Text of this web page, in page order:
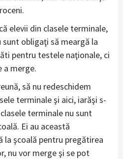
elevii din clasele terminale,
sunt obligaţi să meargă la
pentru testele naţionale, ci
a merge.
să nu redeschidem
terminale şi aici, iarăşi s-
terminale nu sunt
Ei au această
şcoală pentru pregătirea
nu vor merge şi se pot